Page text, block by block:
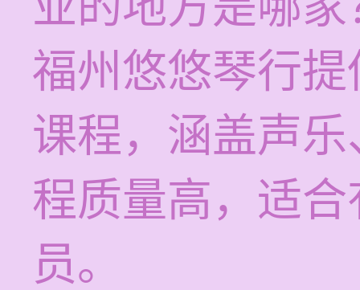
福州悠悠琴行
课程，涵盖声
程质量高，适
员。